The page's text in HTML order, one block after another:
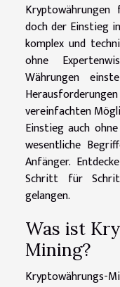
doch der Einstieg
komplex und
ohne
Währungen
vereinfachten
Einstieg auch
wesentliche
Anfänger.
Schritt für
gelangen.
Was ist
Mining?